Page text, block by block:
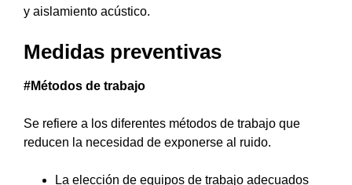
y aislamiento acústico.
Medidas preventivas
#Métodos de trabajo
Se refiere a los diferentes métodos de trabajo que
reducen la necesidad de exponerse al ruido.
La elección de equipos de trabajo adecuados